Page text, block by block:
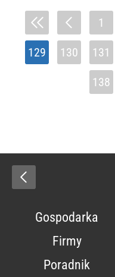
1
129 130 131
138
Gospodarka
Firmy
Poradnik